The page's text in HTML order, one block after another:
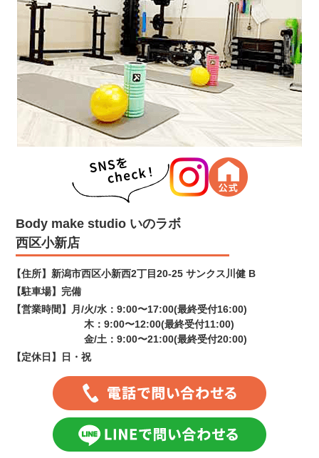
Body make studio いのラボ
西区小新店
【住所】 新潟市西区小新西2丁目20-25 サンクス川健 B
【駐車場】 完備
【営業時間】
月/火/水：9:00〜17:00(最終受付16:00)
木：9:00〜12:00(最終受付11:00)
金/土：9:00〜21:00(最終受付20:00)
【定休日】
日・祝